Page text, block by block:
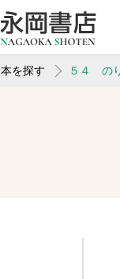
本を探す ５４ の